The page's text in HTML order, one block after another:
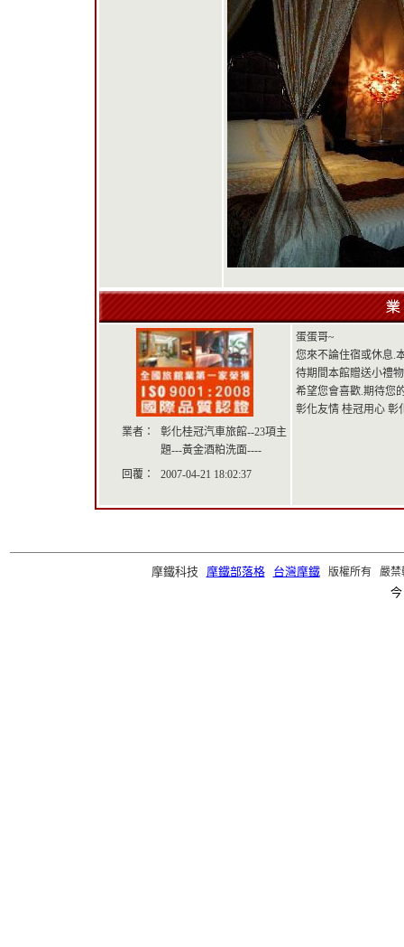
業者：
彰化桂冠汽車旅館--23項主
題---黃金酒粕洗面----
回覆：
2007-04-21 18:02:37
蛋蛋哥~
您來不論住宿或休息.
待期間本館贈送小禮
希望您會喜歡.期待您
彰化友情 桂冠用心 彰
摩鐵科技 摩鐵部落格 台灣摩鐵版權所有 嚴禁